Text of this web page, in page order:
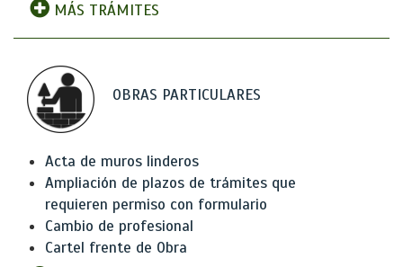
MÁS TRÁMITES
OBRAS PARTICULARES
Acta de muros linderos
Ampliación de plazos de trámites que
requieren permiso con formulario
Cambio de profesional
Cartel frente de Obra